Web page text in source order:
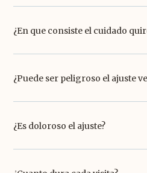
¿En que consiste el cuidado
¿Puede ser peligroso el ajuste
¿Es doloroso el ajuste?